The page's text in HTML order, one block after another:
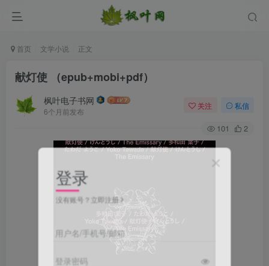
首页 文学小说 正文
献灯使 （epub+mobi+pdf）
枫叶电子书网
6个月前发布
关注 私信
101 2
登录
没有账号？立即注册
用户名/手机号/邮箱
登录密码